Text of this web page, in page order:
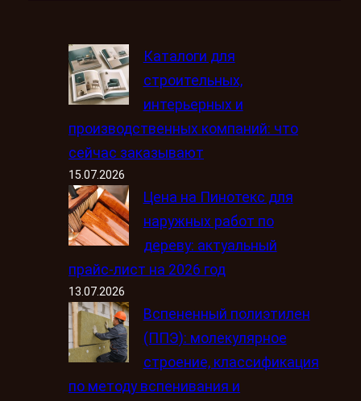
Каталоги для
строительных,
интерьерных и
производственных компаний: что
сейчас заказывают
15.07.2026
Цена на Пинотекс для
наружных работ по
дереву: актуальный
прайс-лист на 2026 год
13.07.2026
Вспененный полиэтилен
(ППЭ): молекулярное
строение, классификация
по методу вспенивания и